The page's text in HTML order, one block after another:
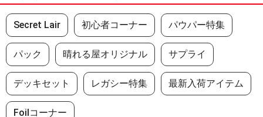
Secret Lair 初心者コーナー パウパー特集
パック 晴れる屋オリジナル サプライ
デッキセット レガシー特集 最新入荷アイテム
Foilコーナー